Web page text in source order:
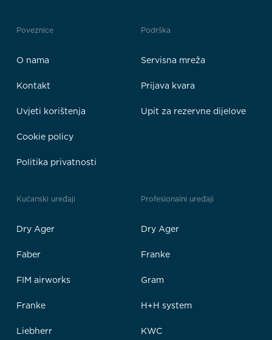
Poveznice
O nama
Kontakt
Uvjeti korištenja
Cookie policy
Politika privatnosti
Podrška
Servisna mreža
Prijava kvara
Upit za rezervne dijelove
Kućanski uređaji
Dry Ager
Faber
FIM airworks
Franke
Liebherr
Profesionalni uređaji
Dry Ager
Franke
Gram
H+H system
KWC